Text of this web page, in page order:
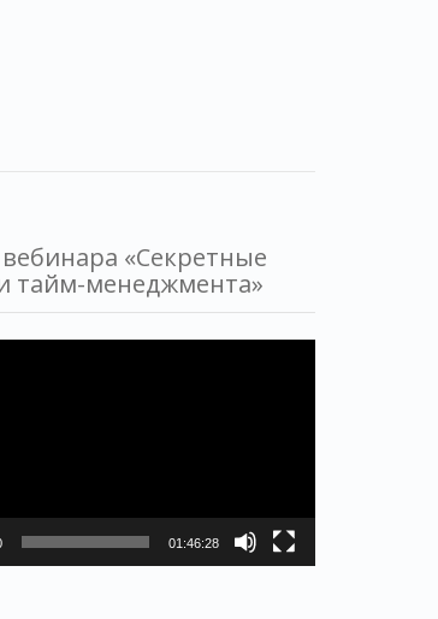
«Секретные
тайм-менеджмента»
01:46:28